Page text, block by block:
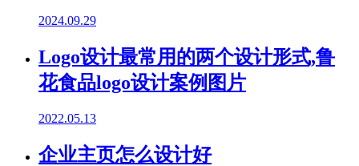
2024.09.29
Logo设计最常用的两个设计形式,鲁
花食品logo设计案例图片
2022.05.13
企业主页怎么设计好